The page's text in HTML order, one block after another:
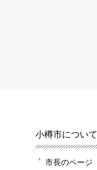
小樽市について
市長のページ